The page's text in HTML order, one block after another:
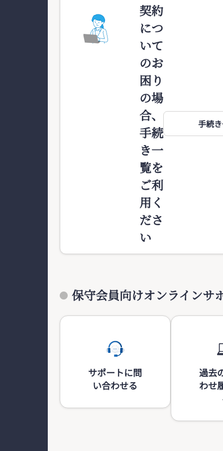
契約
につ
いて
のお
困り
の場
合、
手続
き一
覧を
ご利
用く
ださ
い
手続
保守会員向けオンラインサ
サポートに問
い合わせる
過去
わせ